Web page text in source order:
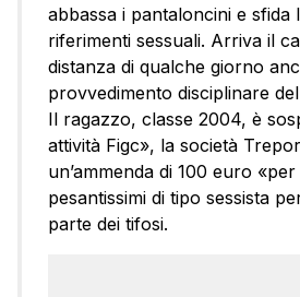
abbassa i pantaloncini e sfida
riferimenti sessuali. Arriva il
distanza di qualche giorno
provvedimento disciplinare
Il ragazzo, classe 2004, è
attività Figc», la società
un’ammenda di 100 euro
pesantissimi di tipo sessista
parte dei tifosi.